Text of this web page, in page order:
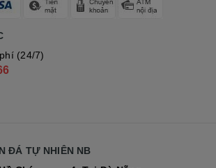
(24/7)
ĐÁ TỰ NHIÊN NB